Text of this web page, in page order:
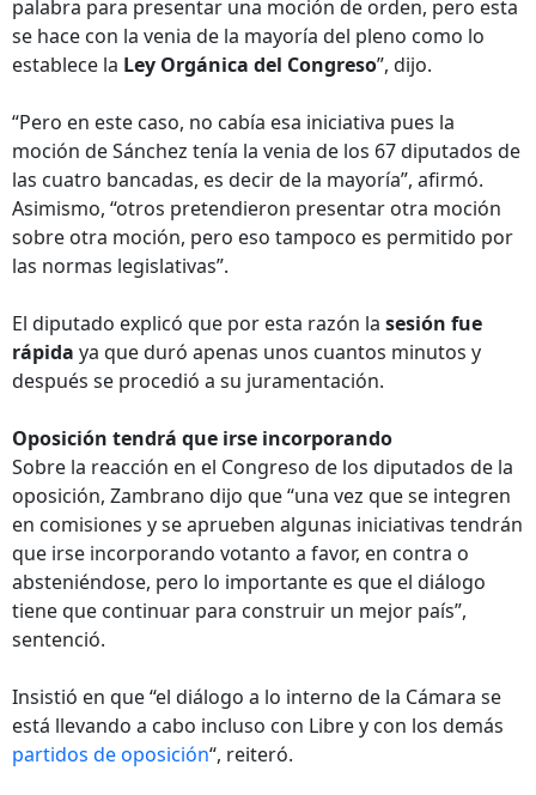
palabra para presentar una moción de orden, pero esta
se hace con la venia de la mayoría del pleno como lo
establece la Ley Orgánica del Congreso”, dijo.
“Pero en este caso, no cabía esa iniciativa pues la
moción de Sánchez tenía la venia de los 67 diputados de
las cuatro bancadas, es decir de la mayoría”, afirmó.
Asimismo, “otros pretendieron presentar otra moción
sobre otra moción, pero eso tampoco es permitido por
las normas legislativas”.
El diputado explicó que por esta razón la sesión fue
rápida ya que duró apenas unos cuantos minutos y
después se procedió a su juramentación.
Oposición tendrá que irse incorporando
Sobre la reacción en el Congreso de los diputados de la
oposición, Zambrano dijo que “una vez que se integren
en comisiones y se aprueben algunas iniciativas tendrán
que irse incorporando votanto a favor, en contra o
absteniéndose, pero lo importante es que el diálogo
tiene que continuar para construir un mejor país”,
sentenció.
Insistió en que “el diálogo a lo interno de la Cámara se
está llevando a cabo incluso con Libre y con los demás
partidos de oposición“, reiteró.